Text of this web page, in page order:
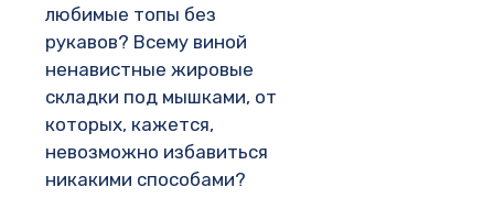
любимые топы без
рукавов? Всему виной
ненавистные жировые
складки под мышками, от
которых, кажется,
невозможно избавиться
никакими способами?